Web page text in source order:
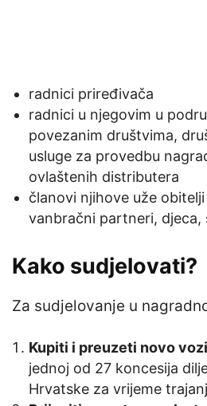
radnici priređivača
radnici u njegovim u
povezanim društvima,
usluge za provedbu
ovlaštenih distributera
članovi njihove uže
vanbračni partneri, djeca,
Kako sudjelovati?
Za sudjelovanje u
Kupiti i preuzeti novo
jednoj od 27 koncesija
Hrvatske za vrijeme